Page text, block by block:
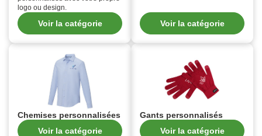
logo ou design.
Voir la catégorie Voir la catégorie
Chemises personnalisées
Voir la catégorie
Gants personnalisés
Voir la catégorie